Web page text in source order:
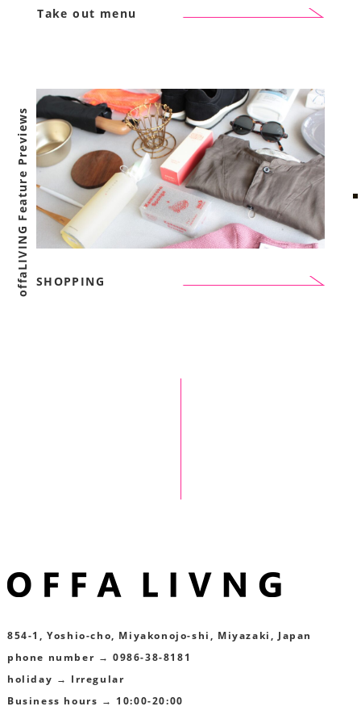
Take out menu
offaLIVING Feature Previews SHOPPING
854-1, Yoshio-cho, Miyakonojo-shi, Miyazaki, Japan
phone number → 0986-38-8181
holiday → Irregular
Business hours → 10:00-20:00